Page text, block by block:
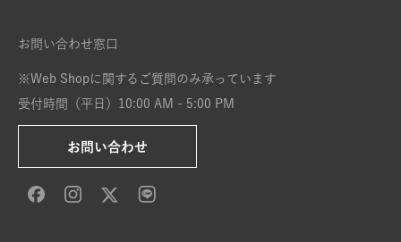
お問い合わせ窓口
※Web Shopに関するご質問のみ承っています
受付時間（平日）10:00 AM - 5:00 PM
お問い合わせ